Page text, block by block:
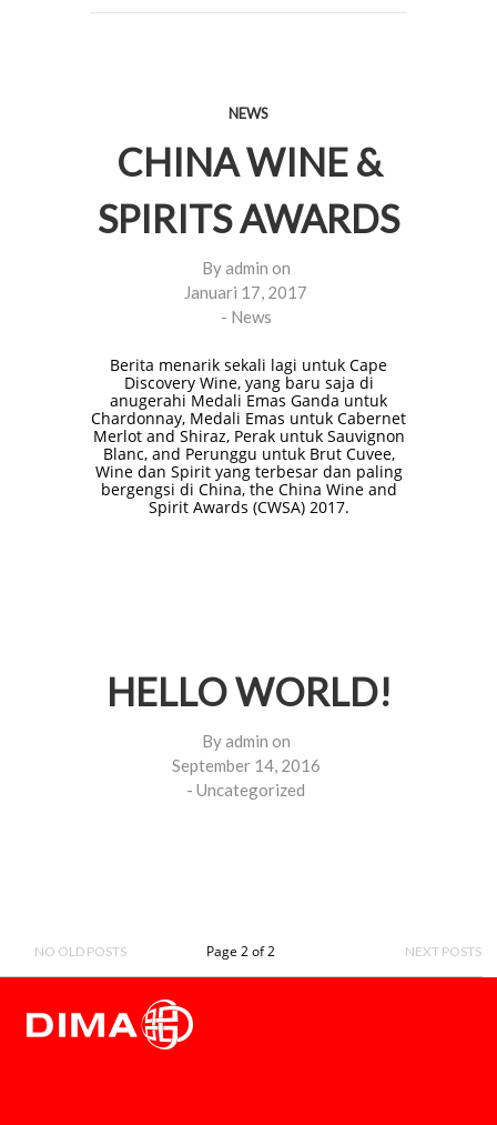
NEWS
CHINA WINE &
SPIRITS AWARDS
Byadmin on
Januari 17, 2017
- News
Berita menarik sekali lagi untuk Cape
Discovery Wine, yang baru saja di
anugerahi Medali Emas Ganda untuk
Chardonnay, Medali Emas untuk Cabernet
Merlot and Shiraz, Perak untuk Sauvignon
Blanc, and Perunggu untuk Brut Cuvee,
Wine dan Spirit yang terbesar dan paling
bergengsi di China, the China Wine and
Spirit Awards (CWSA) 2017.
HELLO WORLD!
Byadmin on
September 14, 2016
- Uncategorized
NO OLD POSTS Page 2 of 2 NEXT POSTS